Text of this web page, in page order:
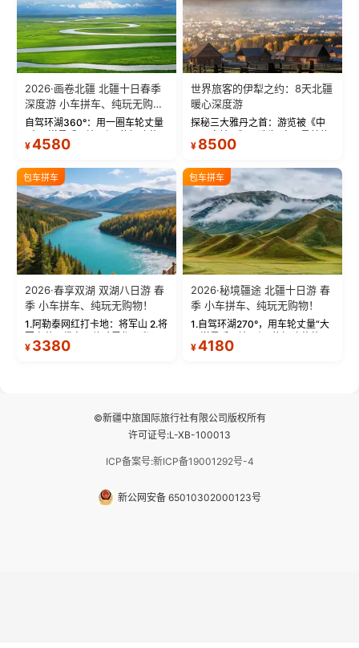
2026·画卷北疆 北疆十日春季
深度游 小车拼车、纯玩无购
物！
自驾环湖360°：用一圈车轮丈量
“大西洋最后一滴眼泪”的极致蔚
蓝。 赛湖旅拍：甄选多款风格服
绝美瞬间。 赛湖坦克300跟车视
频：专业摄影师...
¥4580
世界旅客的伊犁之约：8天北疆
暖心深度游
探秘三大雅丹之首：游览被《中
国国家地理》评选为“中国最美的
三大雅丹”第一名的克拉玛依魔鬼
瓦人最大村落——禾木村，欣赏
晨雾与小木...
¥ 8500
包车拼车
2026·春享双湖 双湖八日游 春
季 小车拼车、纯玩无购物！
1.阿勒泰网红打卡地：将军山 2.将
将军山，夕阳派对，蹦迪party 4.
¥ 3380
包车拼车
2026·秘境疆途 北疆十日游 春
季 小车拼车、纯玩无购物！
1.自驾环湖270°，用车轮丈量“大
让雪山、花海与深邃湖水在转弯
¥4180
©新疆中旅国际旅行社有限公司版权所有
许可证号:L-XB-100013
ICP备案号:新ICP备19001292号-4
新公网安备 65010302000123号